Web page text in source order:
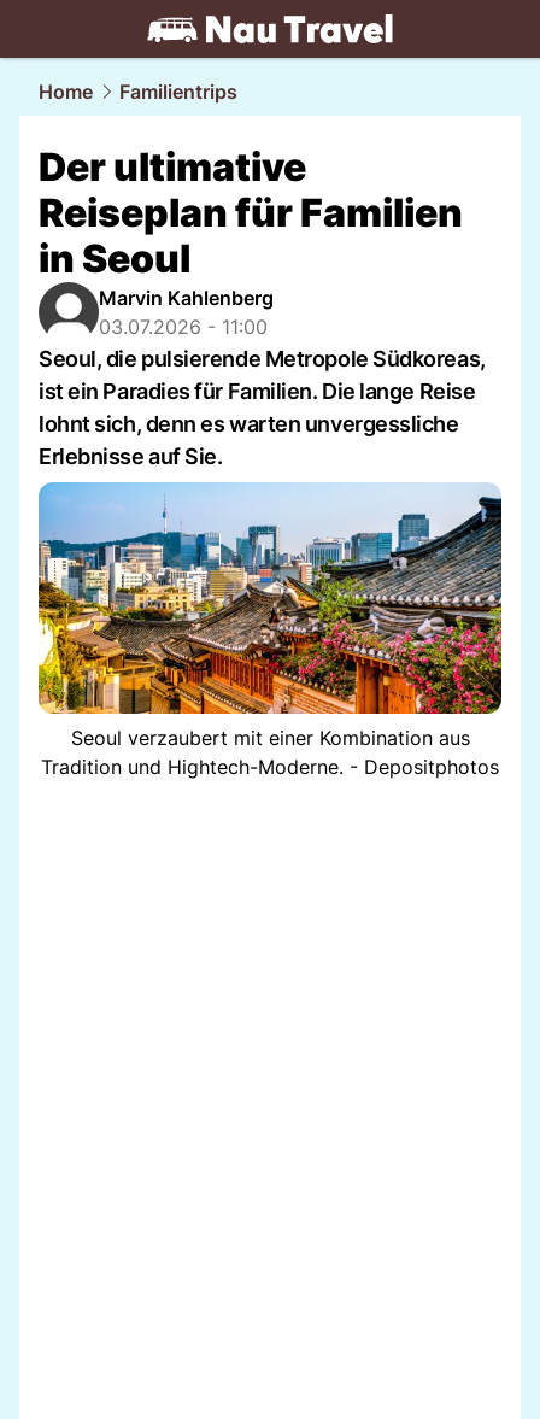
travel.NAU.ch
Home Familientrips
Der ultimative
Reiseplan für Familien
in Seoul
Marvin Kahlenberg
03.07.2026 - 11:00
Seoul, die pulsierende Metropole Südkoreas,
ist ein Paradies für Familien. Die lange Reise
lohnt sich, denn es warten unvergessliche
Erlebnisse auf Sie.
Seoul verzaubert mit einer Kombination aus
Tradition und Hightech-Moderne. - Depositphotos